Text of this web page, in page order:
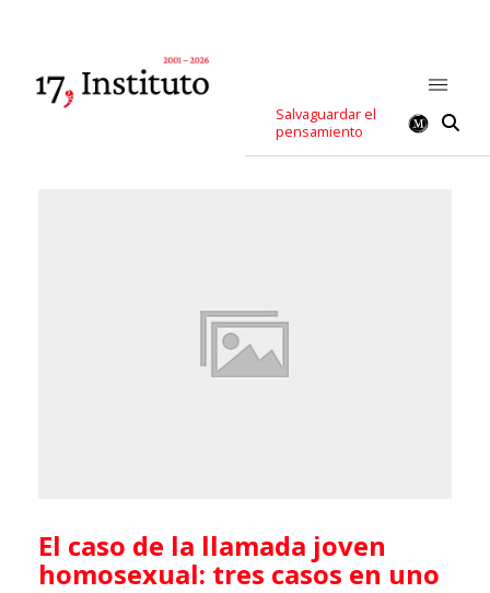
Salvaguardar el
pensamiento
El caso de la llamada joven
homosexual: tres casos en uno